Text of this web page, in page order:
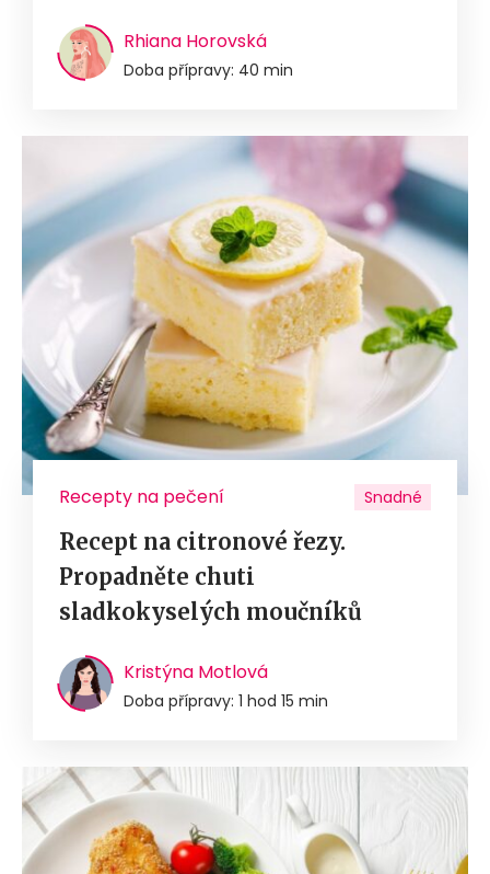
Rhiana Horovská
Doba přípravy: 40 min
Recepty na pečení Snadné
Recept na citronové řezy.
Propadněte chuti
sladkokyselých moučníků
Kristýna Motlová
Doba přípravy: 1 hod 15 min